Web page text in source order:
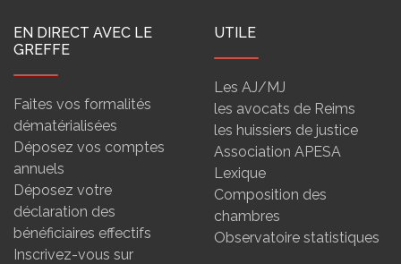
EN DIRECT AVEC LE
GREFFE
Faites vos formalités
dématérialisées
Déposez vos comptes
annuels
Déposez votre
déclaration des
bénéficiaires effectifs
Inscrivez-vous sur
UTILE
Les AJ/MJ
les avocats de Reims
les huissiers de justice
Association APESA
Lexique
Composition des
chambres
Observatoire statistiques